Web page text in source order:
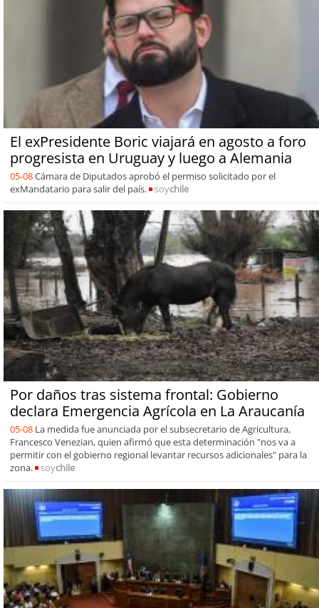
El exPresidente Boric viajará en agosto a foro
progresista en Uruguay y luego a Alemania
05-08Cámara de Diputados aprobó el permiso solicitado por el
exMandatario para salir del país.
soychile
Por daños tras sistema frontal: Gobierno
declara Emergencia Agrícola en La Araucanía
05-08 La medida fue anunciada por el subsecretario de Agricultura,
Francesco Venezian, quien afirmó que esta determinación "nos va a
permitir con el gobierno regional levantar recursos adicionales" para la
zona.
soychile